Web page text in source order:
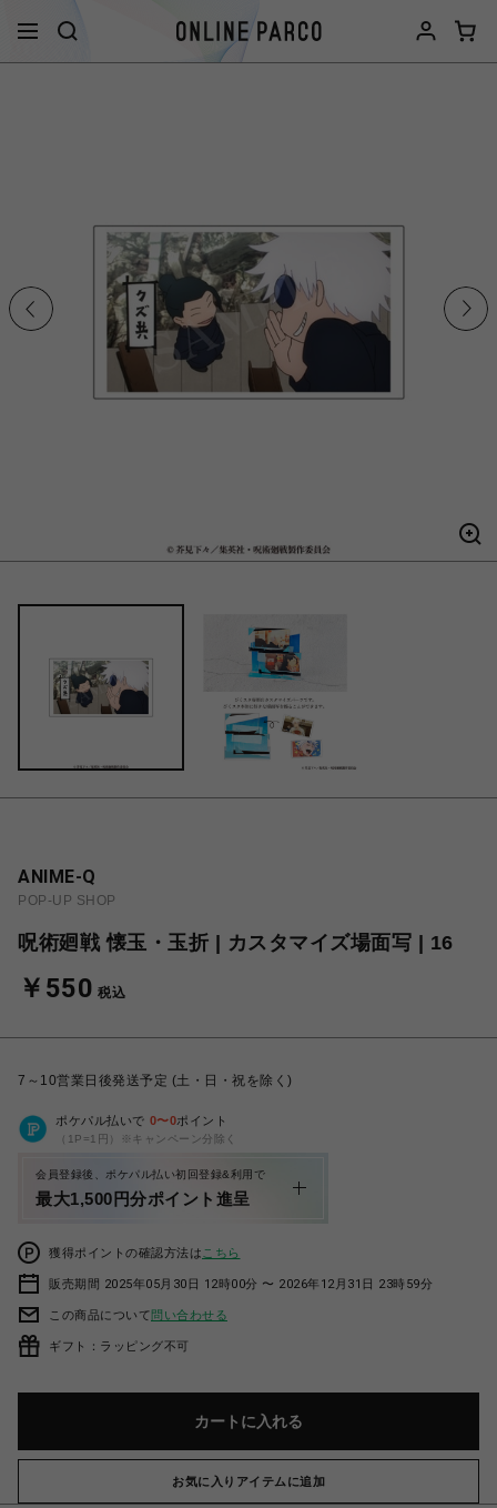
ANIME-Q
POP-UP SHOP
呪術廻戦 懐玉・玉折 | カスタマイズ場面写 | 16
￥550 税込
7～10営業日後発送予定 (土・日・祝を除く)
ポケパル払いで 0〜0ポイント
（1P=1円）※キャンペーン分除く
会員登録後、ポケパル払い初回登録&利用で
最大1,500円分ポイント進呈
獲得ポイントの確認方法は こちら
販売期間 2025年05月30日 12時00分 〜 2026年12月31日 23時59分
この商品について問い合わせる
ギフト：ラッピング不可
カートに入れる
お気に入りアイテムに追加